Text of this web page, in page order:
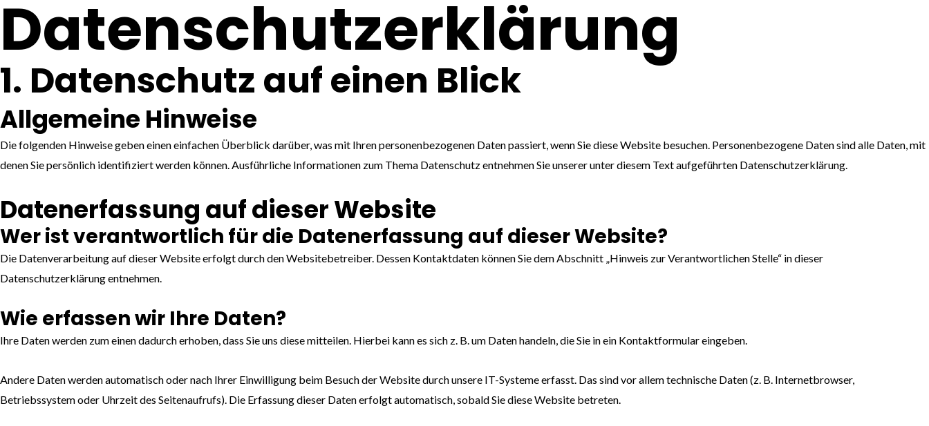
Datenschutzerklärung
1. Datenschutz auf einen Blick
Allgemeine Hinweise
Die folgenden Hinweise geben einen einfachen Überblick darüber, was mit Ihren personenbezogenen Daten passiert, wenn Sie diese Website besuchen. Personenbezogene Daten sind alle Daten, mit
denen Sie persönlich identifiziert werden können. Ausführliche Informationen zum Thema Datenschutz entnehmen Sie unserer unter diesem Text aufgeführten Datenschutzerklärung.
Datenerfassung auf dieser Website
Wer ist verantwortlich für die Datenerfassung auf dieser Website?
Die Datenverarbeitung auf dieser Website erfolgt durch den Websitebetreiber. Dessen Kontaktdaten können Sie dem Abschnitt „Hinweis zur Verantwortlichen Stelle“ in dieser
Datenschutzerklärung entnehmen.
Wie erfassen wir Ihre Daten?
Ihre Daten werden zum einen dadurch erhoben, dass Sie uns diese mitteilen. Hierbei kann es sich z. B. um Daten handeln, die Sie in ein Kontaktformular eingeben.
Andere Daten werden automatisch oder nach Ihrer Einwilligung beim Besuch der Website durch unsere IT-Systeme erfasst. Das sind vor allem technische Daten (z. B. Internetbrowser,
Betriebssystem oder Uhrzeit des Seitenaufrufs). Die Erfassung dieser Daten erfolgt automatisch, sobald Sie diese Website betreten.